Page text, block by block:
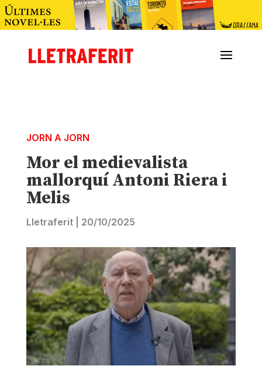
JORN A JORN
Mor el medievalista
mallorquí Antoni Riera i
Melis
Lletraferit| 20/10/2025